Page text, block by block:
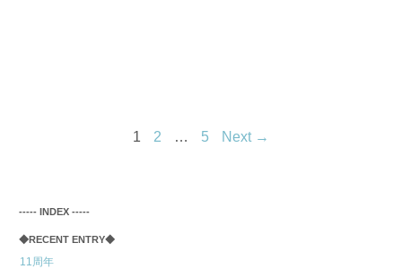
1 2 … 5 Next →
‐‐‐‐‐ INDEX ‐‐‐‐‐
◆RECENT ENTRY◆
11周年